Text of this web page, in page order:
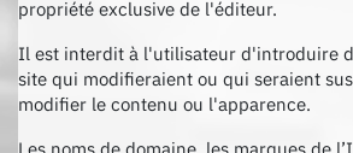
propriété exclusive de l'éditeur.
Il est interdit à l'utilisateur d'introduire
site qui modifieraient ou qui seraient
modifier le contenu ou l'apparence.